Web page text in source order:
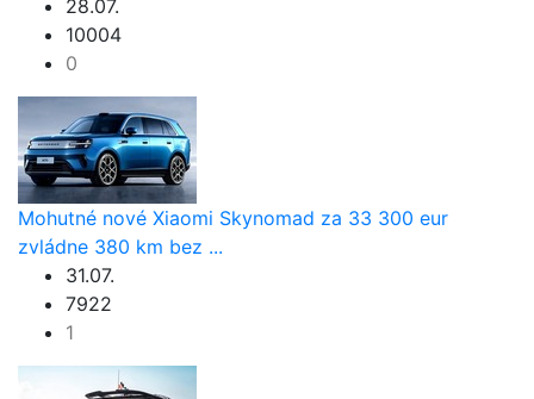
28.07.
10004
0
Mohutné nové Xiaomi Skynomad za 33 300 eur
zvládne 380 km bez ...
31.07.
7922
1